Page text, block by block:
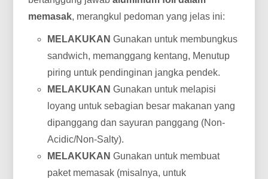
memasak, merangkul pedoman yang jelas ini:
MELAKUKAN Gunakan untuk membungkus
sandwich, memanggang kentang, Menutup
piring untuk pendinginan jangka pendek.
MELAKUKAN Gunakan untuk melapisi
loyang untuk sebagian besar makanan yang
dipanggang dan sayuran panggang (Non-
Acidic/Non-Salty).
MELAKUKAN Gunakan untuk membuat
paket memasak (misalnya, untuk